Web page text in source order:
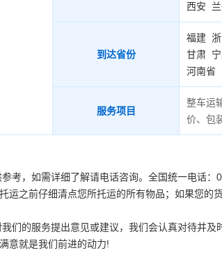
西安
到达省份
福建
甘肃
河南省
服务项目
整车运
价、包
考，如需详细了解请电话咨询。全国统一电话
运之前仔细清点您所托运的所有物品；如果您的
们的服务提出意见或建议，我们会认真对待并
意就是我们前进的动力!